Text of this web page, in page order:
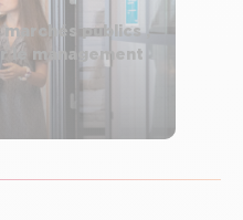
publics ,
le management